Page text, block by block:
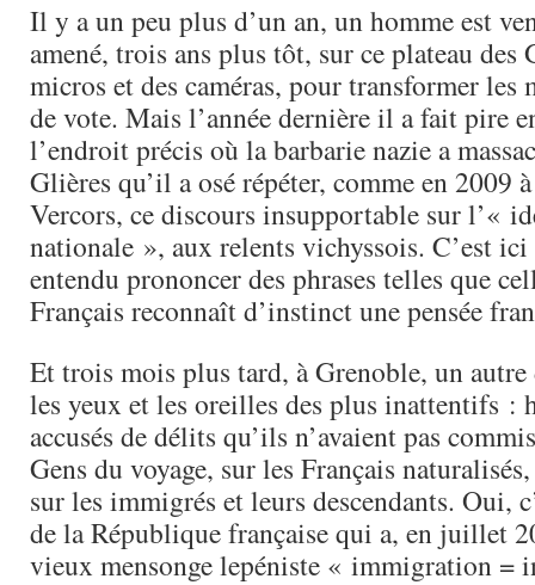
Il y a un peu plus d’un an, un homme est
amené, trois ans plus tôt, sur ce plateau des
micros et des caméras, pour transformer
de vote. Mais l’année dernière il a fait pire
l’endroit précis où la barbarie nazie a
Glières qu’il a osé répéter, comme en 2009
Vercors, ce discours insupportable sur l’«
nationale », aux relents vichyssois. C’est ici
entendu prononcer des phrases telles que
Français reconnaît d’instinct une pensée
Et trois mois plus tard, à Grenoble, un
les yeux et les oreilles des plus inattentifs :
accusés de délits qu’ils n’avaient pas
Gens du voyage, sur les Français
sur les immigrés et leurs descendants. Oui,
de la République française qui a, en juillet
vieux mensonge lepéniste « immigration =